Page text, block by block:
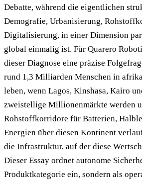
Debatte, während die eigentlichen
Demografie, Urbanisierung,
Digitalisierung, in einer Dimension
global einmalig ist. Für Quarero
dieser Diagnose eine präzise
rund 1,3 Milliarden Menschen in
leben, wenn Lagos, Kinshasa, Kairo
zweistellige Millionenmärkte werden
Rohstoffkorridore für Batterien,
Energien über diesen Kontinent
die Infrastruktur, auf der diese
Dieser Essay ordnet autonome
Produktkategorie ein, sondern als